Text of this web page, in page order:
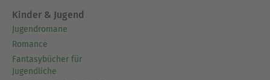
Kinder & Jugend
Jugendromane
Romance
Fantasybücher für
Jugendliche